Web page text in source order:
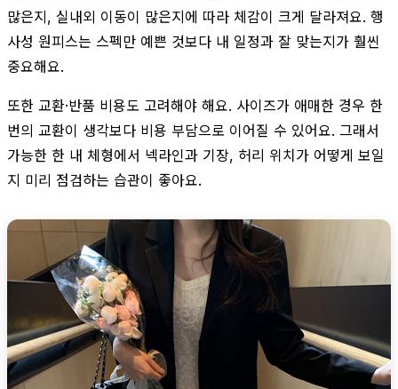
많은지, 실내외 이동이 많은지에 따라 체감이 크게 달라져요. 행
사성 원피스는 스펙만 예쁜 것보다 내 일정과 잘 맞는지가 훨씬
중요해요.
또한 교환·반품 비용도 고려해야 해요. 사이즈가 애매한 경우 한
번의 교환이 생각보다 비용 부담으로 이어질 수 있어요. 그래서
가능한 한 내 체형에서 넥라인과 기장, 허리 위치가 어떻게 보일
지 미리 점검하는 습관이 좋아요.